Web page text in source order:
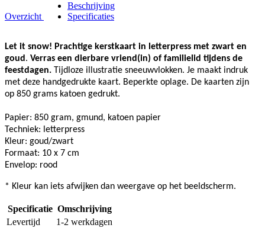
Overzicht
Beschrijving
Specificaties
Let it snow! Prachtige kerstkaart in letterpress met zwart en
goud. Verras een dierbare vriend(in) of familielid tijdens de
feestdagen. Tijdloze illustratie sneeuwvlokken. Je maakt indruk
met deze handgedrukte kaart. Beperkte oplage. De kaarten zijn
op 850 grams katoen gedrukt.
Papier: 850 gram, gmund, katoen papier
Techniek: letterpress
Kleur: goud/zwart
Formaat: 10 x 7 cm
Envelop: rood
* Kleur kan iets afwijken dan weergave op het beeldscherm.
Specificatie Omschrijving
Levertijd
1-2 werkdagen